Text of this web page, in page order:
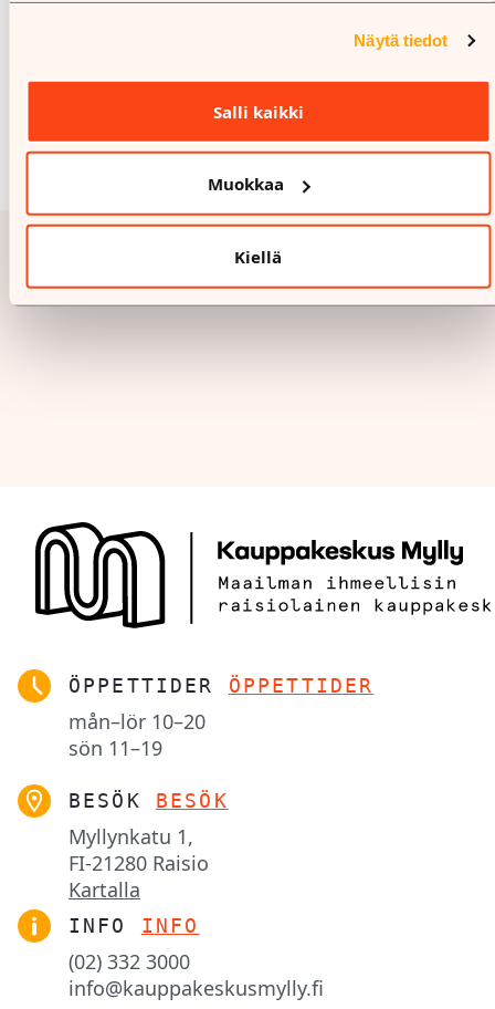
Näytä tiedot
Salli kaikki
Muokkaa
Kiellä
ÖPPETTIDER ÖPPETTIDER
mån–lör 10–20
sön 11–19
BESÖK BESÖK
Myllynkatu 1,
FI-21280 Raisio
Kartalla
INFO INFO
(02) 332 3000
info@kauppakeskusmylly.fi